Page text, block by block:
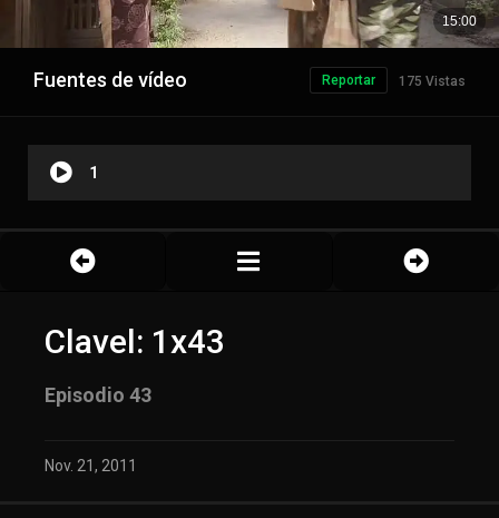
Fuentes de vídeo 175 Vistas
Reportar
1
Clavel: 1x43
Episodio 43
Nov. 21, 2011